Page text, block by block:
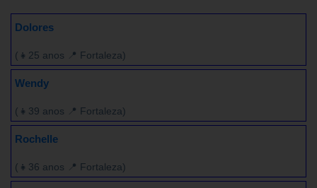
Dolores
(👧25 anos 📍 Fortaleza)
Wendy
(👧39 anos 📍 Fortaleza)
Rochelle
(👧36 anos 📍 Fortaleza)